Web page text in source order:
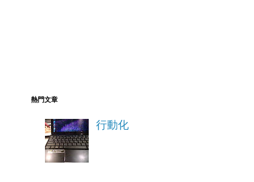
熱門文章
行動化